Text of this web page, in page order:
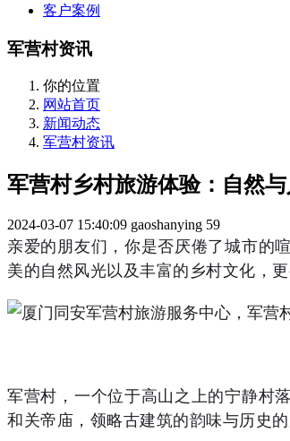
客户案例
军营村资讯
你的位置
网站首页
新闻动态
军营村资讯
军营村乡村旅游体验：自然
2024-03-07 15:40:09 gaoshanying 59
亲爱的朋友们，你是否厌倦了城市的
美的自然风光以及丰富的乡村文化，
军营村，一个位于高山之上的宁静村
和关帝庙，领略古建筑的韵味与历史的